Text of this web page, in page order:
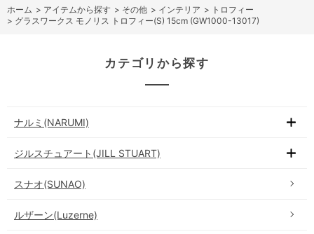
ホーム > アイテムから探す > その他 > インテリア > トロフィー
> グラスワークス モノリス トロフィー(S) 15cm (GW1000-13017)
カテゴリから探す
ナルミ(NARUMI)
ジルスチュアート(JILL STUART)
スナオ(SUNAO)
ルザーン(Luzerne)